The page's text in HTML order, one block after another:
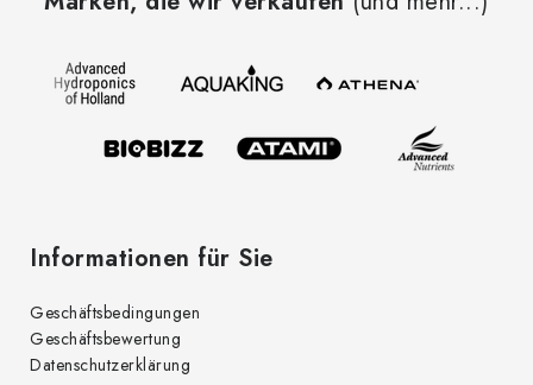
Informationen für Sie
Geschäftsbedingungen
Geschäftsbewertung
Datenschutzerklärung